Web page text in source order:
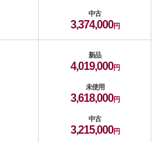
中古
3,374,000
新品
4,019,000
未使用
3,618,000
中古
3,215,000